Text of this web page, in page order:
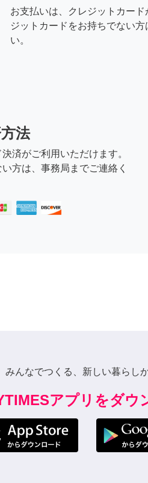
お支払いは、クレジットカー
ジットカードをお持ちでない
い。
法
済がご利用いただけます。
方は、事務局までご連絡く
みんなでつくる、新しい暮らしか
アプリをダウ